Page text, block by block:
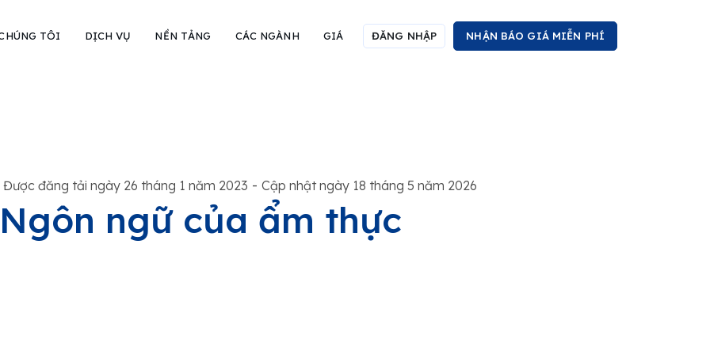
TÔI DỊCH VỤ NỀN TẢNG CÁC NGÀNH GIÁ ĐĂNG NHẬP NHẬN BÁO GIÁ MIỄN PHÍ
Được đăng tải ngày 26 tháng 1 năm 2023 - Cập nhật ngày 18 tháng 5 năm 2026
ngữ của ẩm thực